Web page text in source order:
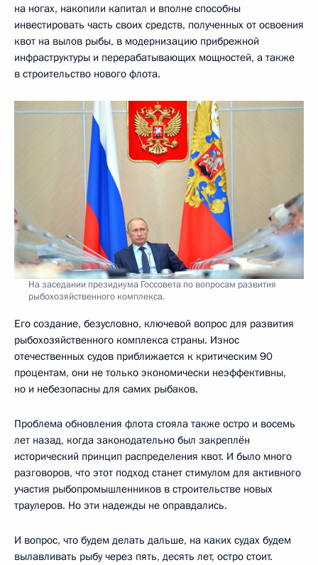
на ногах, накопили капитал и вполне способны
инвестировать часть своих средств, полученных от освоения
квот на вылов рыбы, в модернизацию прибрежной
инфраструктуры и перерабатывающих мощностей, а также
в строительство нового флота.
На заседании президиума Госсовета по вопросам развития
рыбохозяйственного комплекса.
Его создание, безусловно, ключевой вопрос для развития
рыбохозяйственного комплекса страны. Износ
отечественных судов приближается к критическим 90
процентам, они не только экономически неэффективны,
но и небезопасны для самих рыбаков.
Проблема обновления флота стояла также остро и восемь
лет назад, когда законодательно был закреплён
исторический принцип распределения квот. И было много
разговоров, что этот подход станет стимулом для активного
участия рыбопромышленников в строительстве новых
траулеров. Но эти надежды не оправдались.
И вопрос, что будем делать дальше, на каких судах будем
вылавливать рыбу через пять, десять лет, остро стоит.